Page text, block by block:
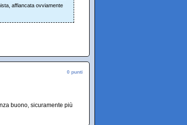
affiancata ovviamente
0 punti
buono, sicuramente più